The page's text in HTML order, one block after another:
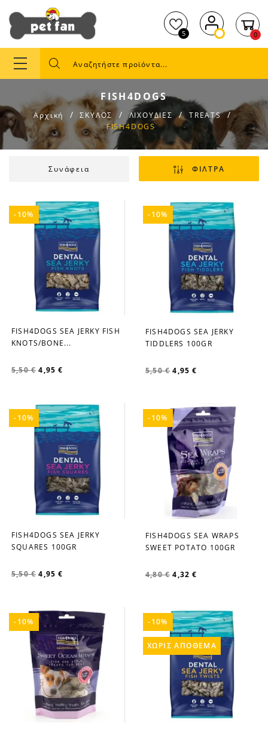
5 0
FISH4DOGS
Αρχική ΣΚΥΛΟΣ ΛΙΧΟΥΔΙΕΣ
TREATS
FISH4DOGS
Συνάφεια ΦΙΛΤΡΑ
favorite_border
FISH4DOGS SEA JERKY FISH
KNOTS/BONE...
5,50 € 4,95 €
-10%
favorite_border
FISH4DOGS SEA JERKY
TIDDLERS 100GR
5,50 € 4,95 €
-10%
favorite_border
FISH4DOGS SEA JERKY
SQUARES 100GR
5,50 € 4,95 €
-10%
favorite_border
FISH4DOGS SEA WRAPS
SWEET POTATO 100GR
4,80 € 4,32 €
-10%
-10% -10%
ΧΩΡΊΣ ΑΠΌΘΕΜΑ